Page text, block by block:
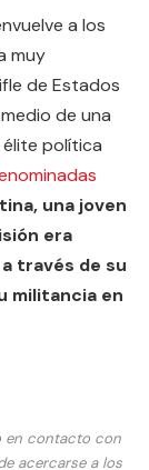
a los
muy
de Estados
de una
política
una joven
era
través de su
militancia en
en contacto con
acercarse a los